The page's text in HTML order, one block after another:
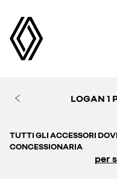
LOGAN 1
TUTTI GLI ACCESSORI
CONCESSIONARIA
per